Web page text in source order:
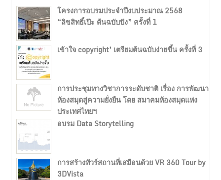
โครงการอบรมประจำปีงบประมาณ 2568
“ลิขสิทธิ์เป๊ะ ต้นฉบับปัง” ครั้งที่ 1
เข้าใจ copyright’ เตรียมต้นฉบับง่ายขึ้น ครั้งที่ 3
การประชุมทางวิชาการระดับชาติ เรื่อง การพัฒนา
ห้องสมุดสู่ความยั่งยืน โดย สมาคมห้องสมุดแห่ง
ประเทศไทยฯ
อบรม Data Storytelling
การสร้างทัวร์สถานที่เสมือนด้วย VR 360 Tour by
3DVista